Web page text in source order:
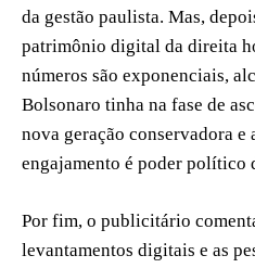
da gestão paulista. Mas,
patrimônio digital da direita
números são exponenciais,
Bolsonaro tinha na fase de
nova geração conservadora e
engajamento é poder político
Por fim, o publicitário
levantamentos digitais e as